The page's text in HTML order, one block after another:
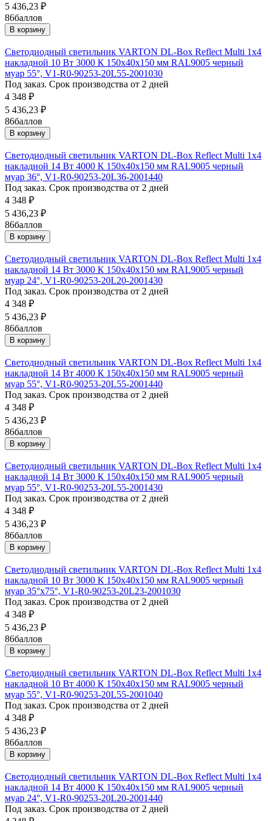
5 436,23 ₽
86баллов
В корзину
Светодиодный светильник VARTON DL-Box Reflect Multi 1x4
накладной 10 Вт 3000 К 150х40х150 мм RAL9005 черный
муар 55°, V1-R0-90253-20L55-2001030
Под заказ. Срок производства от 2 дней
4 348 ₽
5 436,23 ₽
86баллов
В корзину
Светодиодный светильник VARTON DL-Box Reflect Multi 1x4
накладной 14 Вт 4000 К 150х40х150 мм RAL9005 черный
муар 36°, V1-R0-90253-20L36-2001440
Под заказ. Срок производства от 2 дней
4 348 ₽
5 436,23 ₽
86баллов
В корзину
Светодиодный светильник VARTON DL-Box Reflect Multi 1x4
накладной 14 Вт 3000 К 150х40х150 мм RAL9005 черный
муар 24°, V1-R0-90253-20L20-2001430
Под заказ. Срок производства от 2 дней
4 348 ₽
5 436,23 ₽
86баллов
В корзину
Светодиодный светильник VARTON DL-Box Reflect Multi 1x4
накладной 14 Вт 4000 К 150х40х150 мм RAL9005 черный
муар 55°, V1-R0-90253-20L55-2001440
Под заказ. Срок производства от 2 дней
4 348 ₽
5 436,23 ₽
86баллов
В корзину
Светодиодный светильник VARTON DL-Box Reflect Multi 1x4
накладной 14 Вт 3000 К 150х40х150 мм RAL9005 черный
муар 55°, V1-R0-90253-20L55-2001430
Под заказ. Срок производства от 2 дней
4 348 ₽
5 436,23 ₽
86баллов
В корзину
Светодиодный светильник VARTON DL-Box Reflect Multi 1x4
накладной 10 Вт 3000 К 150х40х150 мм RAL9005 черный
муар 35°x75°, V1-R0-90253-20L23-2001030
Под заказ. Срок производства от 2 дней
4 348 ₽
5 436,23 ₽
86баллов
В корзину
Светодиодный светильник VARTON DL-Box Reflect Multi 1x4
накладной 10 Вт 4000 К 150х40х150 мм RAL9005 черный
муар 55°, V1-R0-90253-20L55-2001040
Под заказ. Срок производства от 2 дней
4 348 ₽
5 436,23 ₽
86баллов
В корзину
Светодиодный светильник VARTON DL-Box Reflect Multi 1x4
накладной 14 Вт 4000 К 150х40х150 мм RAL9005 черный
муар 24°, V1-R0-90253-20L20-2001440
Под заказ. Срок производства от 2 дней